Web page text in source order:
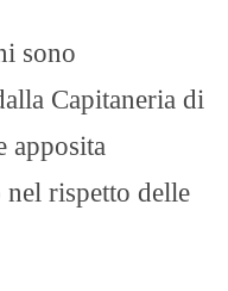
sono
Capitaneria di
apposita
rispetto delle